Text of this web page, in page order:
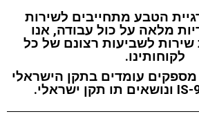
הטבע מתחייבים לשירות
מלאה על כול עבודה, אנו
לשביעות רצונם של כל
לקוחותינו.
מספקים עומדים בתקן הישראלי